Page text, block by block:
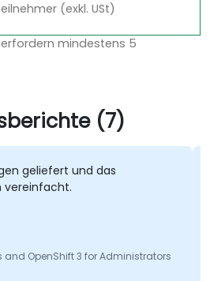
(exkl. USt)
mindestens 5
(7)
und das
3 for Administrators